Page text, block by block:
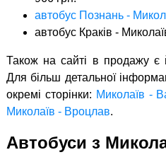
автобус Познань -
автобус Краків -
Також на сайті в продажу є
Для більш детальної
окремі сторінки: Миколаїв -
Миколаїв - Вроцлав.
Автобуси з